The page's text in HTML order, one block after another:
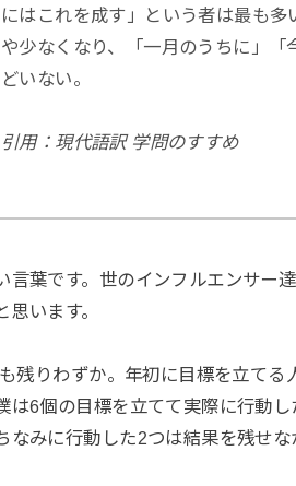
にはこれを成す」という者は最も
や少なくなり、「一月のうちに」
どいない。
引用：現代語訳 学問のすすめ
言葉です。世のインフルエンサー
思います。
残りわずか。年初に目標を立て
は6個の目標を立てて実際に行動
なみに行動した2つは結果を残せ